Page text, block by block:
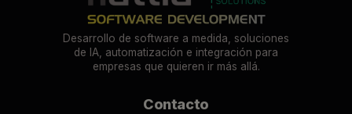
Desarrollo de software a medida, soluciones
de IA, automatización e integración para
empresas que quieren ir más allá.
Contacto